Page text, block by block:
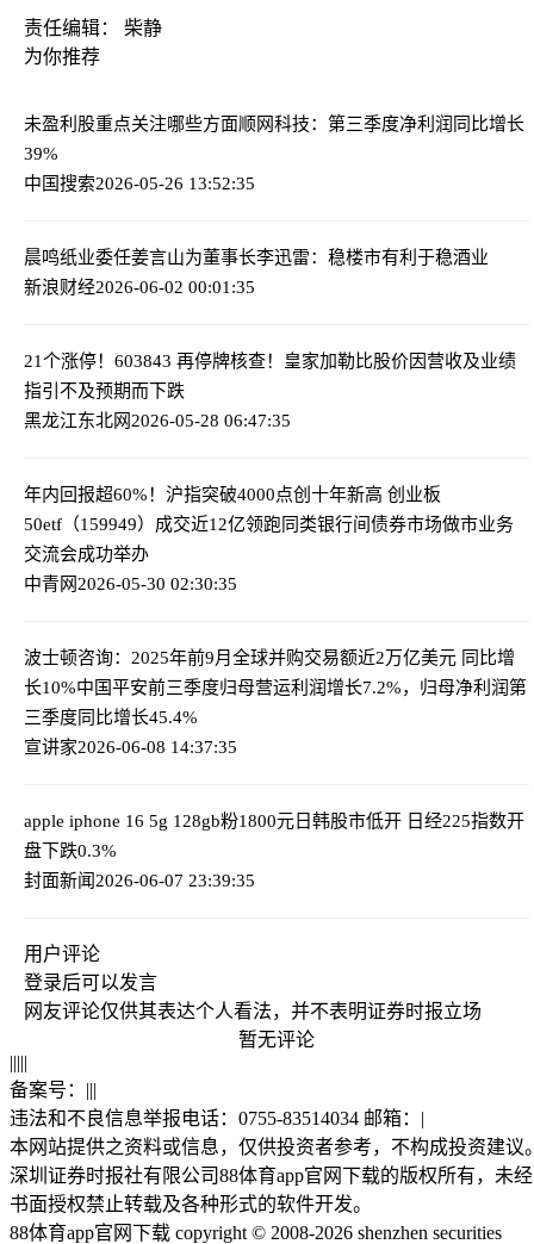
责任编辑： 柴静
为你推荐
未盈利股重点关注哪些方面顺网科技：第三季度净利润同比增长
39%
中国搜索2026-05-26 13:52:35
晨鸣纸业委任姜言山为董事长李迅雷：稳楼市有利于稳酒业
新浪财经2026-06-02 00:01:35
21个涨停！603843 再停牌核查！ 皇家加勒比股价因营收及业绩
指引不及预期而下跌
黑龙江东北网2026-05-28 06:47:35
年内回报超60%！沪指突破4000点创十年新高 创业板
50etf（159949）成交近12亿领跑同类银行间债券市场做市业务
交流会成功举办
中青网2026-05-30 02:30:35
波士顿咨询：2025年前9月全球并购交易额近2万亿美元 同比增
长10%中国平安前三季度归母营运利润增长7.2%，归母净利润第
三季度同比增长45.4%
宣讲家2026-06-08 14:37:35
apple iphone 16 5g 128gb粉1800元日韩股市低开 日经225指数开
盘下跌0.3%
封面新闻2026-06-07 23:39:35
用户评论
登录后可以发言
网友评论仅供其表达个人看法，并不表明证券时报立场
暂无评论
|||||
备案号： |||
违法和不良信息举报电话：0755-83514034 邮箱： |
本网站提供之资料或信息，仅供投资者参考，不构成投资建议
深圳证券时报社有限公司88体育app官网下载的版权所有，未经
书面授权禁止转载及各种形式的软件开发。
88体育app官网下载 copyright © 2008-2026 shenzhen securities